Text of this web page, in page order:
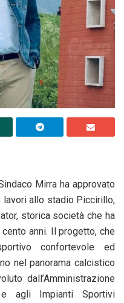
Mirra ha approvato
allo stadio Piccirillo,
storica società che ha
anni. Il progetto, che
confortevole ed
nel panorama calcistico
dall’Amministrazione
agli Impianti Sportivi